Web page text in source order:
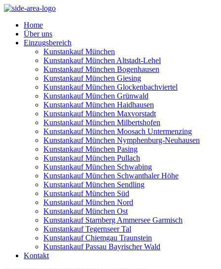
Home
Über uns
Einzugsbereich
Kunstankauf München
Kunstankauf München Altstadt-Lehel
Kunstankauf München Bogenhausen
Kunstankauf München Giesing
Kunstankauf München Glockenbachviertel
Kunstankauf München Grünwald
Kunstankauf München Haidhausen
Kunstankauf München Maxvorstadt
Kunstankauf München Milbertshofen
Kunstankauf München Moosach Untermenzing
Kunstankauf München Nymphenburg-Neuhausen
Kunstankauf München Pasing
Kunstankauf München Pullach
Kunstankauf München Schwabing
Kunstankauf München Schwanthaler Höhe
Kunstankauf München Sendling
Kunstankauf München Süd
Kunstankauf München Nord
Kunstankauf München Ost
Kunstankauf Starnberg Ammersee Garmisch
Kunstankauf Tegernseer Tal
Kunstankauf Chiemgau Traunstein
Kunstankauf Passau Bayrischer Wald
Kontakt